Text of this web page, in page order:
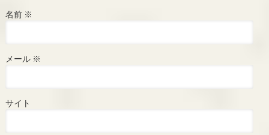
名前 ※
メール ※
サイト